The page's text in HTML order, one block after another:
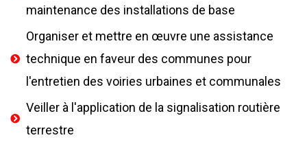
maintenance des installations de base
Organiser et mettre en œuvre une assistance
technique en faveur des communes pour
l'entretien des voiries urbaines et communales
Veiller à l'application de la signalisation routière
terrestre